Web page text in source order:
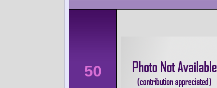
50